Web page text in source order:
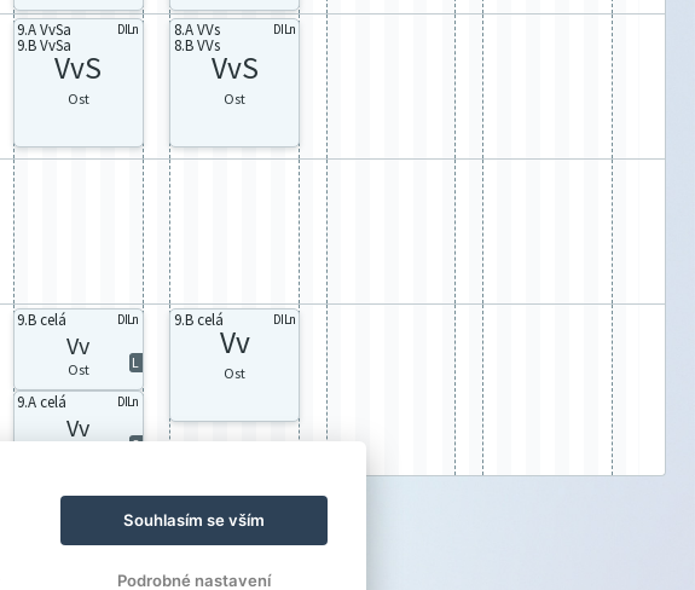
9.A VvSa
9.B VvSa
DILn
VvS
Ost
8.A VVs
8.B VVs
DILn
VvS
Ost
9.B celá DILn
Vv
L
Ost
9.A celá DILn
Vv
S
9.B celá DILn
Vv
Ost
Souhlasím se vším
Podrobné nastavení